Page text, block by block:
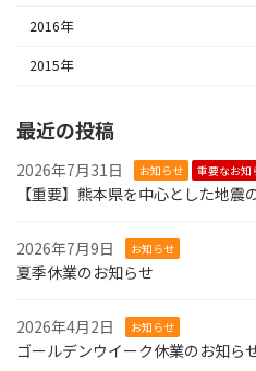
2016年
2015年
最近の投稿
2026年7月31日 お知らせ 重要なお知
【重要】熊本県を中心とした地震
2026年7月9日 お知らせ
夏季休業のお知らせ
2026年4月2日 お知らせ
ゴールデンウイーク休業のお知ら